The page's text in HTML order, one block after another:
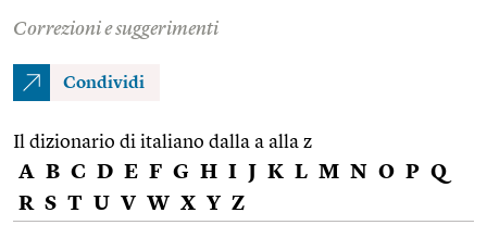
Correzioni e suggerimenti
Condividi
Il dizionario di italiano dalla a alla z
A B C D E F G H I J K L M N O P Q
R S T U V W X Y Z